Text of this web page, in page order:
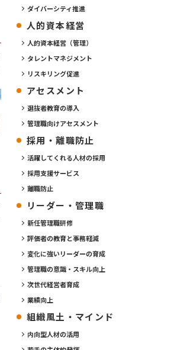
ダイバーシティ推進
人的資本経営
人的資本経営（管理）
タレントマネジメント
リスキリング促進
アセスメント
選抜者教育の導入
管理職向けアセスメント
採用・離職防止
活躍してくれる人材の採用
採用支援サービス
離職防止
リーダー・管理職
新任管理職研修
評価者の教育と事務軽減
変化に強いリーダーの育成
管理職の意識・スキル向上
次世代経営者育成
業績向上
組織風土・マインド
内向型人材の活用